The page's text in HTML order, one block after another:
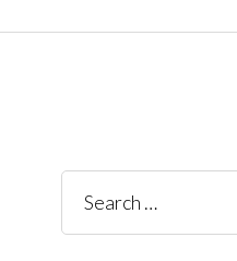
Search
for: